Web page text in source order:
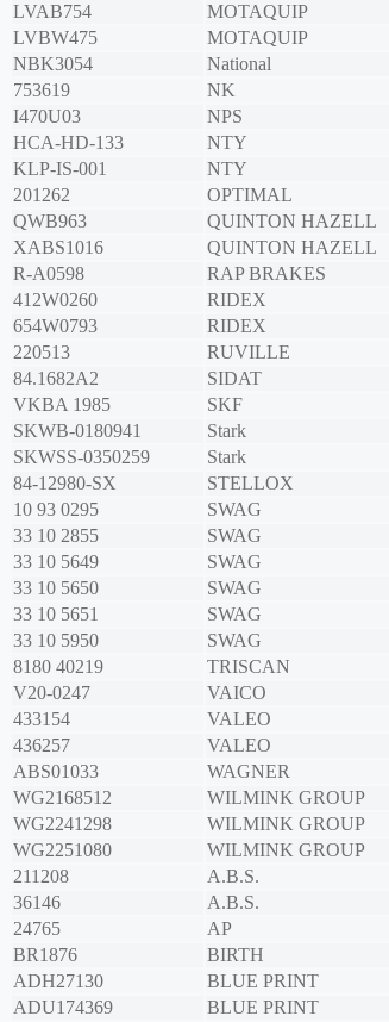
LVAB754
MOTAQUIP
LVBW475
MOTAQUIP
NBK3054
National
753619
NK
I470U03
NPS
HCA-HD-133
NTY
KLP-IS-001
NTY
201262
OPTIMAL
QWB963
QUINTON HAZELL
XABS1016
QUINTON HAZELL
R-A0598
RAP BRAKES
412W0260
RIDEX
654W0793
RIDEX
220513
RUVILLE
84.1682A2
SIDAT
VKBA 1985
SKF
SKWB-0180941
Stark
SKWSS-0350259
Stark
84-12980-SX
STELLOX
10 93 0295
SWAG
33 10 2855
SWAG
33 10 5649
SWAG
33 10 5650
SWAG
33 10 5651
SWAG
33 10 5950
SWAG
8180 40219
TRISCAN
V20-0247
VAICO
433154
VALEO
436257
VALEO
ABS01033
WAGNER
WG2168512
WILMINK GROUP
WG2241298
WILMINK GROUP
WG2251080
WILMINK GROUP
211208
A.B.S.
36146
A.B.S.
24765
AP
BR1876
BIRTH
ADH27130
BLUE PRINT
ADU174369
BLUE PRINT